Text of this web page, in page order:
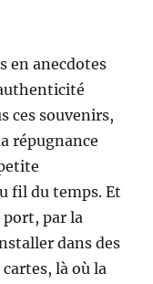
en anecdotes
ces souvenirs,
répugnance
fil du temps. Et
par la
dans des
là où la